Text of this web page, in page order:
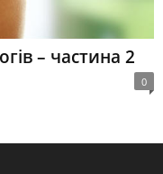
– частина 2
0